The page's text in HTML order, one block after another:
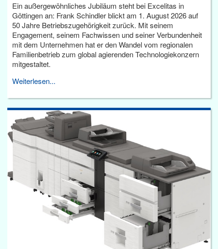
Ein außergewöhnliches Jubiläum steht bei Excelitas in
Göttingen an: Frank Schindler blickt am 1. August 2026 auf
50 Jahre Betriebszugehörigkeit zurück. Mit seinem
Engagement, seinem Fachwissen und seiner Verbundenheit
mit dem Unternehmen hat er den Wandel vom regionalen
Familienbetrieb zum global agierenden Technologiekonzern
mitgestaltet.
Weiterlesen...